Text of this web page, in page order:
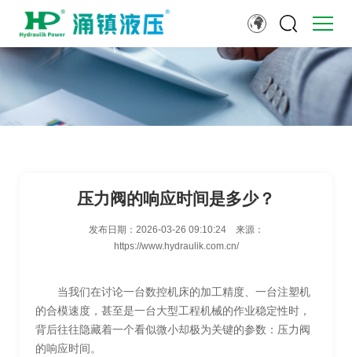
压力阀的响应时间是多少？
发布日期： 2026-03-26 09:10:24
来源：
https://www.hydraulik.com.cn/
当我们在讨论一台数控机床的加工精度、一台注塑机
的合模速度，甚至是一台大型工程机械的作业稳定性时，
背后往往隐藏着一个看似微小却极为关键的参数：压力阀
的响应时间。